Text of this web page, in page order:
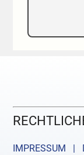
IMPRESSUM |